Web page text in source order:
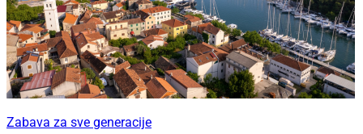
Zabava za sve generacije